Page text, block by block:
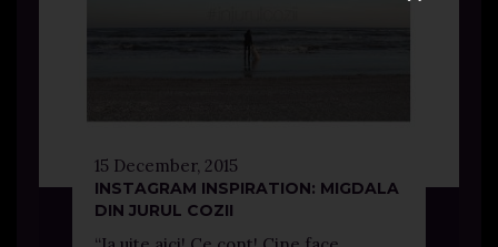
15 December, 2015
INSTAGRAM INSPIRATION: MIGDALA
DIN JURUL COZII